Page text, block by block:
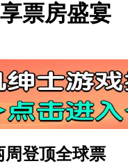
票房盛宴
周登顶全球票